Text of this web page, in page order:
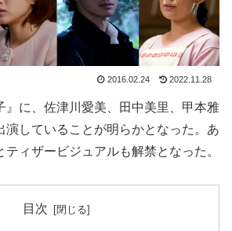
2016.02.24 2022.11.28
』に、佐津川愛美、田中美里、甲本雅
演していることが明らかとなった。あ
ィザービジュアルも解禁となった。
目次